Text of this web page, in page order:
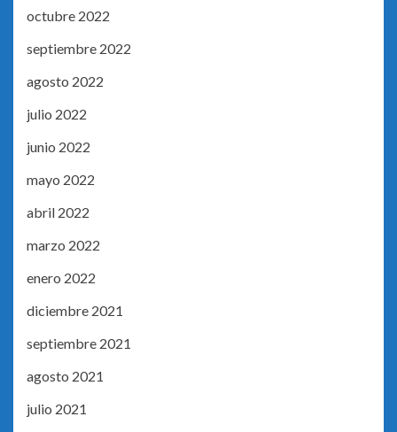
octubre 2022
septiembre 2022
agosto 2022
julio 2022
junio 2022
mayo 2022
abril 2022
marzo 2022
enero 2022
diciembre 2021
septiembre 2021
agosto 2021
julio 2021